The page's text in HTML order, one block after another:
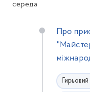
середа
Про